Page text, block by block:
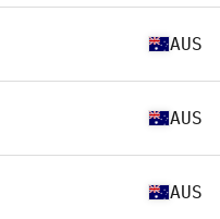
AUS
AUS
AUS